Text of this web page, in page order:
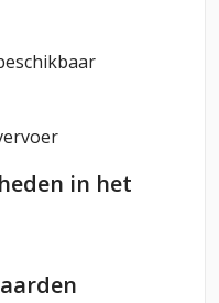
in het